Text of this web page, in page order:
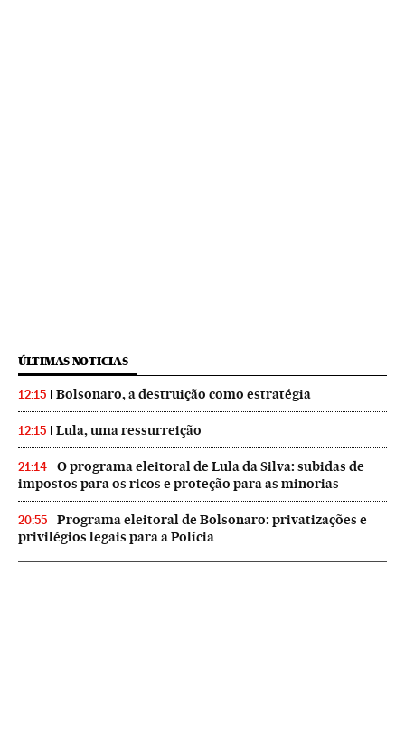
ÚLTIMAS NOTICIAS
12:15 Bolsonaro, a destruição como estratégia
12:15 Lula, uma ressurreição
21:14
O programa eleitoral de Lula da Silva: subidas de
impostos para os ricos e proteção para as minorias
20:55
Programa eleitoral de Bolsonaro: privatizações e
privilégios legais para a Polícia